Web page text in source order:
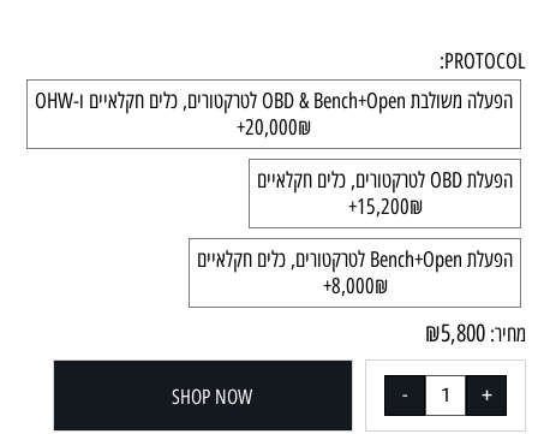
PROTOCOL:
הפעלה משולבת OBD & Bench+Open לטרקטורים, כלים חקלאיים ו-OHW
20,000₪+
הפעלת OBD לטרקטורים, כלים חקלאיים
15,200₪+
הפעלת Bench+Open לטרקטורים, כלים חקלאיים
8,000₪+
מחיר:
₪5,800
SHOP NOW